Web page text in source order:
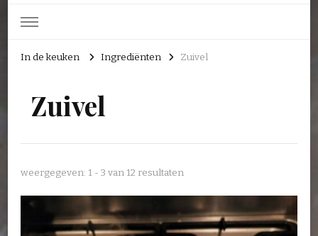
In de keuken Ingrediënten Zuivel
Zuivel
weergegeven: 1 - 3 van 12 resultaten